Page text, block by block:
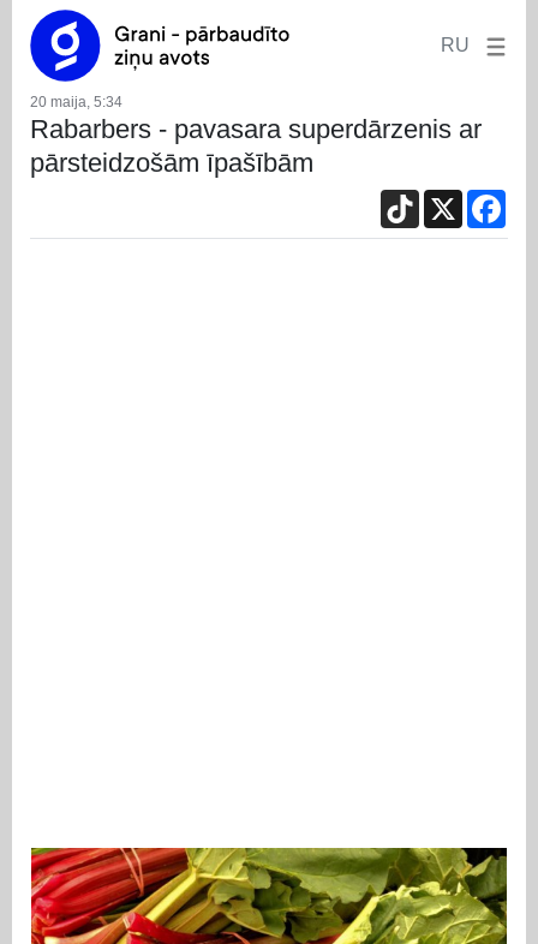
RU
20 maija, 5:34
Rabarbers - pavasara superdārzenis ar
pārsteidzošām īpašībām
TikTok
X